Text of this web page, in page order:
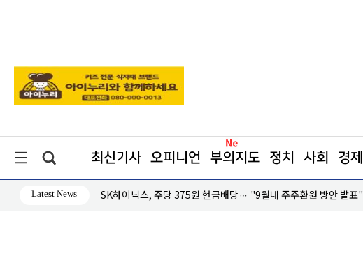
최신기사 오피니언 부의지도 정치 사회 경제
Latest News
응 '미온적' SK하이닉스, 주당 375원 현금배당… "9월내 주주환원 방안 발표"